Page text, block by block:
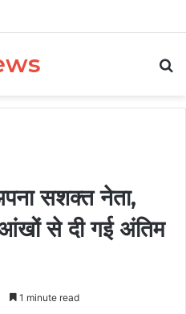
सशक्त नेता,
से दी गई अंतिम
1 minute read